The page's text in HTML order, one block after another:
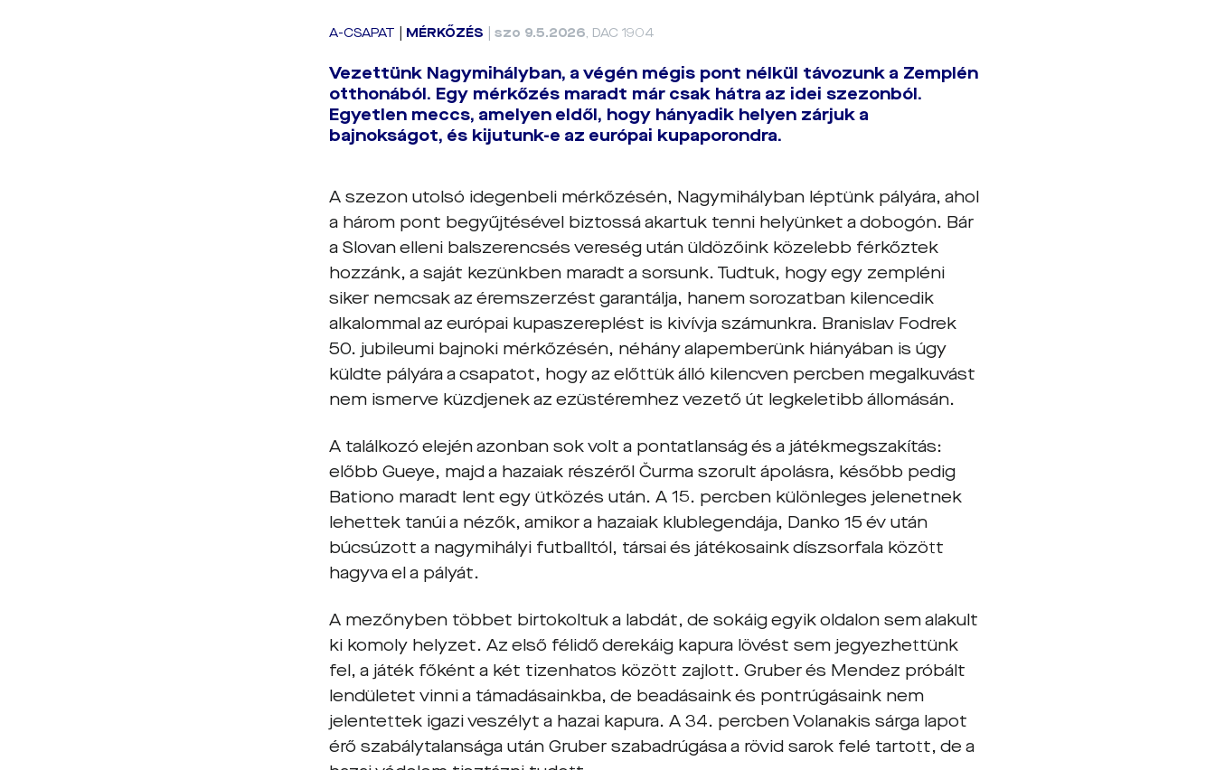
A-CSAPAT MÉRKŐZÉS |szo 9.5.2026, DAC 1904
Vezettünk Nagymihályban, a végén mégis pont nélkül távozunk a Zemplén
otthonából. Egy mérkőzés maradt már csak hátra az idei szezonból.
Egyetlen meccs, amelyen eldől, hogy hányadik helyen zárjuk a
bajnokságot, és kijutunk-e az európai kupaporondra.
A szezon utolsó idegenbeli mérkőzésén, Nagymihályban léptünk pályára, ahol
a három pont begyűjtésével biztossá akartuk tenni helyünket a dobogón. Bár
a Slovan elleni balszerencsés vereség után üldözőink közelebb férkőztek
hozzánk, a saját kezünkben maradt a sorsunk. Tudtuk, hogy egy zempléni
siker nemcsak az éremszerzést garantálja, hanem sorozatban kilencedik
alkalommal az európai kupaszereplést is kivívja számunkra. Branislav Fodrek
50. jubileumi bajnoki mérkőzésén, néhány alapemberünk hiányában is úgy
küldte pályára a csapatot, hogy az előttük álló kilencven percben megalkuvást
nem ismerve küzdjenek az ezüstéremhez vezető út legkeletibb állomásán.
A találkozó elején azonban sok volt a pontatlanság és a játékmegszakítás:
előbb Gueye, majd a hazaiak részéről Čurma szorult ápolásra, később pedig
Bationo maradt lent egy ütközés után. A 15. percben különleges jelenetnek
lehettek tanúi a nézők, amikor a hazaiak klublegendája, Danko 15 év után
búcsúzott a nagymihályi futballtól, társai és játékosaink díszsorfala között
hagyva el a pályát.
A mezőnyben többet birtokoltuk a labdát, de sokáig egyik oldalon sem alakult
ki komoly helyzet. Az első félidő derekáig kapura lövést sem jegyezhettünk
fel, a játék főként a két tizenhatos között zajlott. Gruber és Mendez próbált
lendületet vinni a támadásainkba, de beadásaink és pontrúgásaink nem
jelentettek igazi veszélyt a hazai kapura. A 34. percben Volanakis sárga lapot
érő szabálytalansága után Gruber szabadrúgása a rövid sarok felé tartott, de a